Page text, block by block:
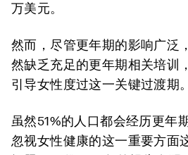
万美元。
然而，尽管更年期的影响广泛
然缺乏充足的更年期相关培训
引导女性度过这一关键过渡期。
虽然51%的人口都会经历更年
忽视女性健康的这一重要方面